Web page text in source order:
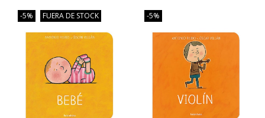
-5% FUERA DE STOCK -5%